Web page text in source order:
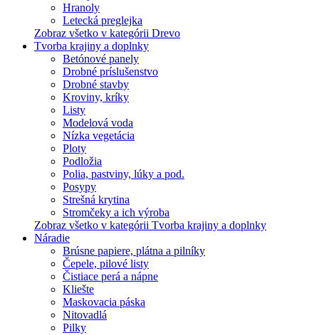
Hranoly
Letecká preglejka
Zobraz všetko v kategórii Drevo
Tvorba krajiny a doplnky
Betónové panely
Drobné príslušenstvo
Drobné stavby
Kroviny, kríky
Listy
Modelová voda
Nízka vegetácia
Ploty
Podložia
Polia, pastviny, lúky a pod.
Posypy
Strešná krytina
Stromčeky a ich výroba
Zobraz všetko v kategórii Tvorba krajiny a doplnky
Náradie
Brúsne papiere, plátna a pilníky
Čepele, pilové listy
Čistiace perá a nápne
Kliešte
Maskovacia páska
Nitovadlá
Pilky